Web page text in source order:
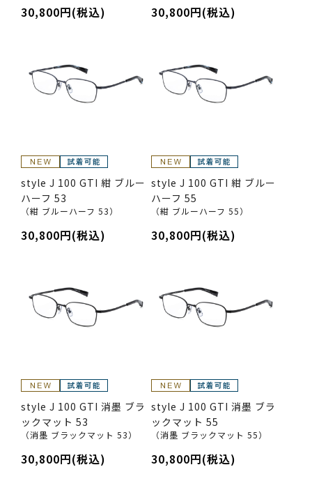
30,800円(税込) 30,800円(税込)
style J 100 GTI 紺 ブルー
ハーフ 53
（紺 ブルーハーフ 53）
30,800円(税込)
style J 100 GTI 紺 ブルー
ハーフ 55
（紺 ブルーハーフ 55）
30,800円(税込)
style J 100 GTI 消墨 ブラ
ックマット 53
（消墨 ブラックマット 53）
30,800円(税込)
style J 100 GTI 消墨 ブラ
ックマット 55
（消墨 ブラックマット 55）
30,800円(税込)